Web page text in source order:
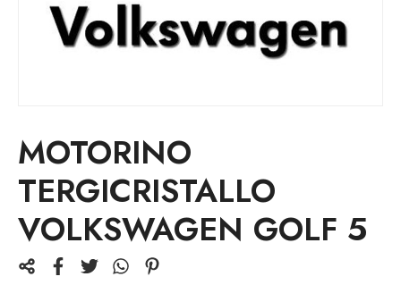
MOTORINO
TERGICRISTALLO
VOLKSWAGEN GOLF 5